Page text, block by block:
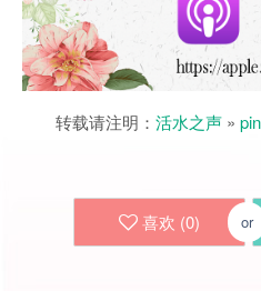
转载请注明： 活水之声 »
喜欢 (0) or